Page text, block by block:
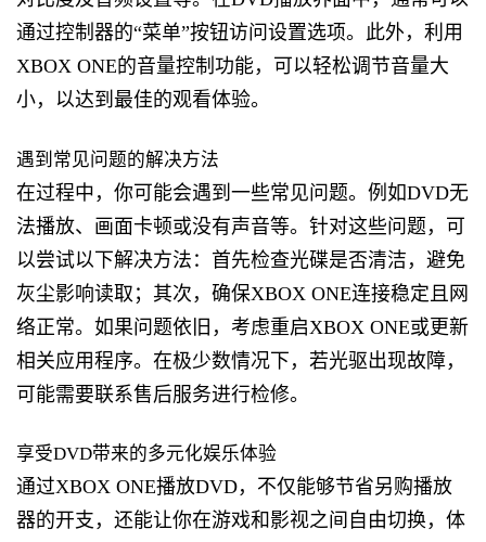
通过控制器的“菜单”按钮访问设置选项。此外，利用
XBOX ONE的音量控制功能，可以轻松调节音量大
小，以达到最佳的观看体验。
遇到常见问题的解决方法
在过程中，你可能会遇到一些常见问题。例如DVD无
法播放、画面卡顿或没有声音等。针对这些问题，可
以尝试以下解决方法：首先检查光碟是否清洁，避免
灰尘影响读取；其次，确保XBOX ONE连接稳定且网
络正常。如果问题依旧，考虑重启XBOX ONE或更新
相关应用程序。在极少数情况下，若光驱出现故障，
可能需要联系售后服务进行检修。
享受DVD带来的多元化娱乐体验
通过XBOX ONE播放DVD，不仅能够节省另购播放
器的开支，还能让你在游戏和影视之间自由切换，体